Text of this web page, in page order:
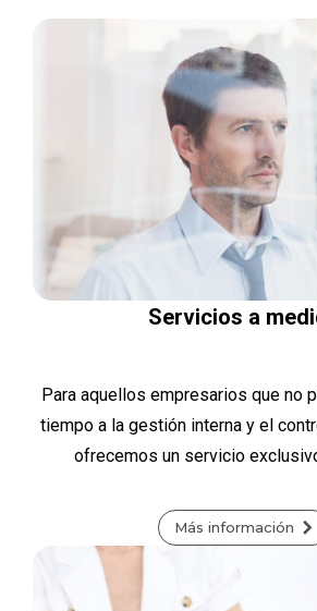
Servicios a
Para aquellos empresarios que no
tiempo a la gestión interna y el
ofrecemos un servicio
Más información